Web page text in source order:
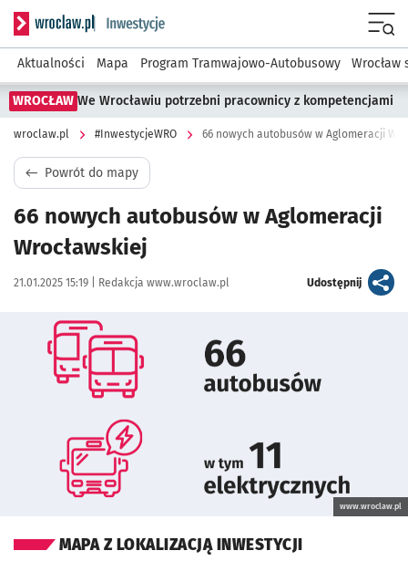
Serwis informacyjny wroclaw.pl podserwis:
Aktualności Mapa Program Tramwajowo-Autobusowy Wrocław
WROCŁAW We Wrocławiu potrzebni pracownicy z kompetencjami
wroclaw.pl #InwestycjeWRO 66 nowych autobusów w Aglomeracji
Powrót do mapy
66 nowych autobusów w Aglomeracji
Wrocławskiej
Data publikacji:
21.01.2025 15:19 | Autor:
Redakcja www.wroclaw.pl Udostępnijartykuł
Kliknij, aby powiększyć
www.wroclaw.pl
MAPA Z LOKALIZACJĄ INWESTYCJI